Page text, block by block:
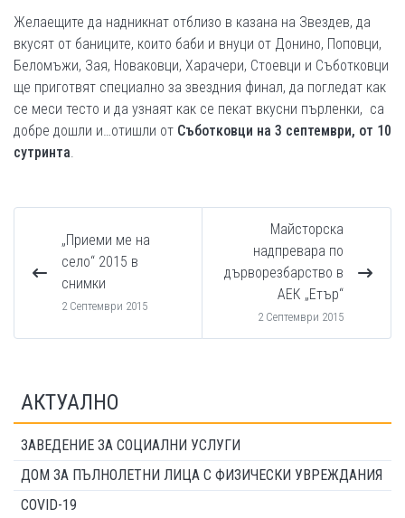
Желаещите да надникнат отблизо в казана на Звездев, да
вкусят от баниците, които баби и внуци от Донино, Поповци,
Беломъжи, Зая, Новаковци, Харачери, Стоевци и Съботковци
ще приготвят специално за звездния финал, да погледат как
се меси тесто и да узнаят как се пекат вкусни пърленки, са
добре дошли и…отишли от Съботковци на 3 септември, от 10
сутринта
„Приеми ме на
село“ 2015 в
снимки
2 Септември 2015
Майсторска
надпревара по
дърворезбарство в
АЕК „Етър“
2 Септември 2015
АКТУАЛНО
ЗАВЕДЕНИЕ ЗА СОЦИАЛНИ УСЛУГИ
ДОМ ЗА ПЪЛНОЛЕТНИ ЛИЦА С ФИЗИЧЕСКИ УВРЕЖДАНИЯ
COVID-19